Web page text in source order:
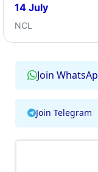
14 July
NCL
Join
Join Telegram